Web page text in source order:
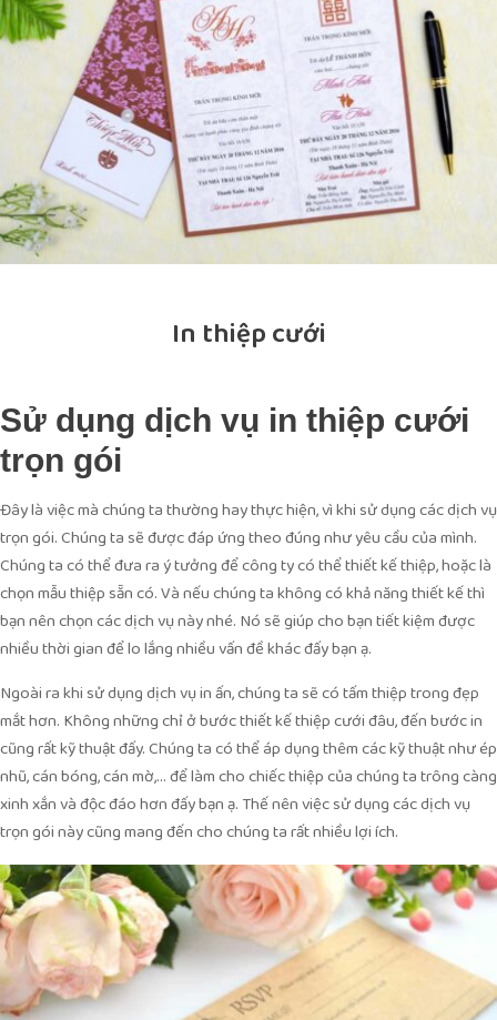
In thiệp cưới
Sử dụng dịch vụ in thiệp cưới
trọn gói
Đây là việc mà chúng ta thường hay thực hiện, vì khi sử dụng các dịch vụ
trọn gói. Chúng ta sẽ được đáp ứng theo đúng như yêu cầu của mình.
Chúng ta có thể đưa ra ý tưởng để công ty có thể thiết kế thiệp, hoặc là
chọn mẫu thiệp sẵn có. Và nếu chúng ta không có khả năng thiết kế thì
bạn nên chọn các dịch vụ này nhé. Nó sẽ giúp cho bạn tiết kiệm được
nhiều thời gian để lo lắng nhiều vấn đề khác đấy bạn ạ.
Ngoài ra khi sử dụng dịch vụ in ấn, chúng ta sẽ có tấm thiệp trong đẹp
mắt hơn. Không những chỉ ở bước thiết kế thiệp cưới đâu, đến bước in
cũng rất kỹ thuật đấy. Chúng ta có thể áp dụng thêm các kỹ thuật như ép
nhũ, cán bóng, cán mờ,… để làm cho chiếc thiệp của chúng ta trông càng
xinh xắn và độc đáo hơn đấy bạn ạ. Thế nên việc sử dụng các dịch vụ
trọn gói này cũng mang đến cho chúng ta rất nhiều lợi ích.